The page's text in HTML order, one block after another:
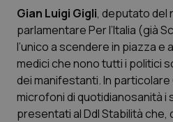
Studi e Analisi
Lettere al direttore
Edizioni Regionali
Gian Luigi Gigli, deputato del
parlamentarePer l’Italia (già
l’unico a scendere in piazza e
medici che nono tutti i politici
dei manifestanti. In particolare
microfoni di quotidianosanità i
presentati al Ddl Stabilità che,